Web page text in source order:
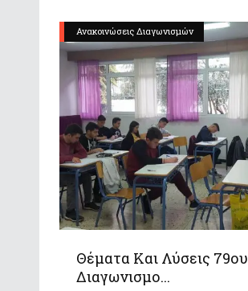
Ανακοινώσεις Διαγωνισμών
Θέματα Και Λύσεις 79ου
Διαγωνισμο...